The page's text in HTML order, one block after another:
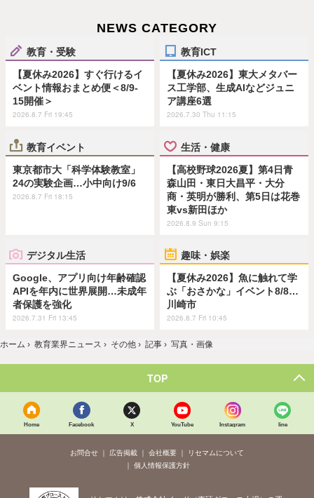
NEWS CATEGORY
教育・受験
【夏休み2026】すぐ行けるイ
ベント情報おまとめ便＜8/9-
15開催＞
2026.8.7 Fri 19:45
教育ICT
【夏休み2026】東大メタバー
ス工学部、生成AIなどジュニ
ア講座6選
2026.7.30 Thu 11:15
教育イベント
東京都市大「科学体験教室」
24の実験企画…小中向け9/6
2026.8.7 Fri 18:15
生活・健康
【高校野球2026夏】第4日青
森山田・東日大昌平・大分
商・英明が勝利、第5日は花巻
東vs新田ほか
2026.8.9 Sun 9:15
デジタル生活
Google、アプリ向け年齢確認
APIを年内に世界展開…未成年
者保護を強化
2026.7.31 Fri 13:45
趣味・娯楽
【夏休み2026】魚に触れて学
ぶ「おさかな」イベント8/8…
川崎市
2026.8.7 Fri 10:45
ホーム › 教育業界ニュース › その他 › 記事 › 写真・画像
TOP
Home Facebook X YouTube Instagram line
お問合せ 広告掲載 会社概要
リセマムについて
個人情報保護方針